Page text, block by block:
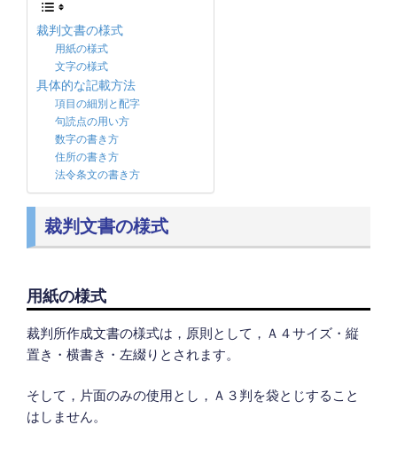
裁判文書の様式
用紙の様式
文字の様式
具体的な記載方法
項目の細別と配字
句読点の用い方
数字の書き方
住所の書き方
法令条文の書き方
裁判文書の様式
用紙の様式
裁判所作成文書の様式は，原則として，Ａ４サイズ・縦
置き・横書き・左綴りとされます。
そして，片面のみの使用とし，Ａ３判を袋とじすること
はしません。